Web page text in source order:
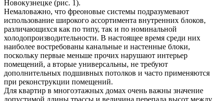
Новокузнецке (рис. 1).
Немаловажно, что фреоновые системы подразумевают
использование широкого ассортимента внутренних блоков,
различающихся как по типу, так и по номинальной
холодопроизводительности. В настоящее время среди них
наиболее востребованы канальные и настенные блоки,
поскольку первые меньше прочих нарушают интерьер
помещений, а вторые универсальны, не требуют
дополнительных подшивных потолков и часто применяются
при реконструкции помещений.
Для квартир в многоэтажных домах очень важны значение